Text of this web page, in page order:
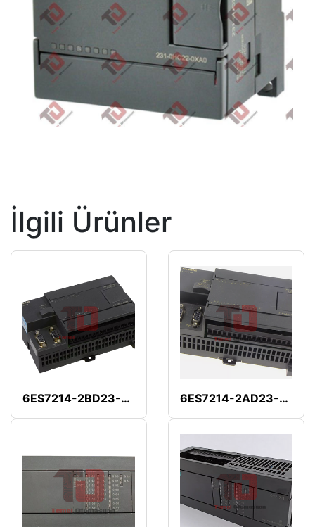
İlgili Ürünler
6ES7214-2BD23-0XB8 6ES7214-2AD23-0XB8